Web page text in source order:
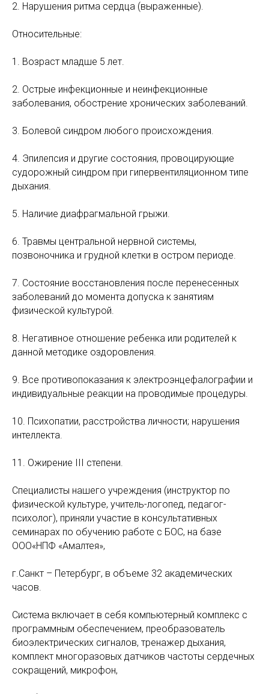
2. Нарушения ритма сердца (выраженные).
Относительные:
1. Возраст младше 5 лет.
2. Острые инфекционные и неинфекционные
заболевания, обострение хронических заболеваний.
3. Болевой синдром любого происхождения.
4. Эпилепсия и другие состояния, провоцирующие
судорожный синдром при гипервентиляционном типе
дыхания.
5. Наличие диафрагмальной грыжи.
6. Травмы центральной нервной системы,
позвоночника и грудной клетки в остром периоде.
7. Состояние восстановления после перенесенных
заболеваний до момента допуска к занятиям
физической культурой.
8. Негативное отношение ребенка или родителей к
данной методике оздоровления.
9. Все противопоказания к электроэнцефалографии и
индивидуальные реакции на проводимые процедуры.
10. Психопатии, расстройства личности; нарушения
интеллекта.
11. Ожирение III степени.
Специалисты нашего учреждения (инструктор по
физической культуре, учитель-логопед, педагог-
психолог), приняли участие в консультативных
семинарах по обучению работе с БОС, на базе
ООО«НПФ «Амалтея»,
г.Санкт – Петербург, в объеме 32 академических
часов.
Система включает в себя компьютерный комплекс с
программным обеспечением, преобразователь
биоэлектрических сигналов, тренажер дыхания,
комплект многоразовых датчиков частоты сердечных
сокращений, микрофон,